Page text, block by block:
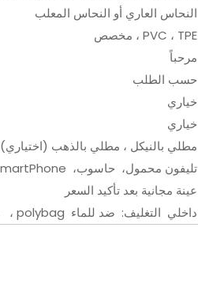
النحاس العاري أو النحاس المعلب
PVC ، TPE ، مخصص
مرحباً
حسب الطلب
خياري
خياري
مطلي بالنيكل ، مطلي بالذهب (اختياري)
تليفون محمول، حاسوب، SamartPhone ، آلة تصوير، الجهاز اللوحي ، iPad ، جهاز USB ، المعدات ، إلخ.
عينة مجانية بعد تأكيد السعر
داخلي التغليف: ضد للماء polybag ، خارجي التغليف: تصدير كرتون